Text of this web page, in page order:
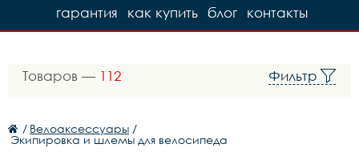
контакты
блог
как купить
гарантия
Товаров — 112 Фильтр
/ Велоаксессуары /
Экипировка и шлемы для велосипеда